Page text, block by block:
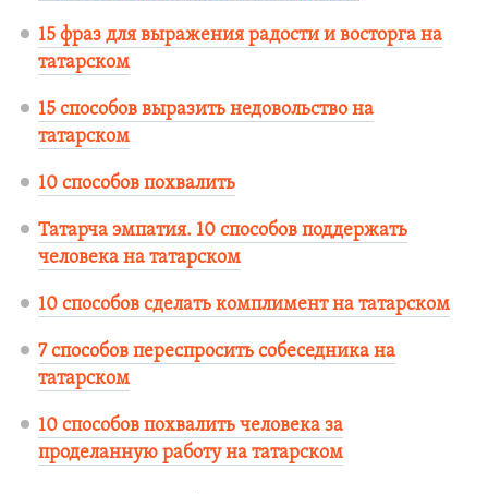
15 фраз для выражения радости и восторга на
татарском
15 способов выразить недовольство на
татарском
10 способов похвалить
Татарча эмпатия. 10 способов поддержать
человека на татарском
10 способов сделать комплимент на татарском
7 способов переспросить собеседника на
татарском
10 способов похвалить человека за
проделанную работу на татарском